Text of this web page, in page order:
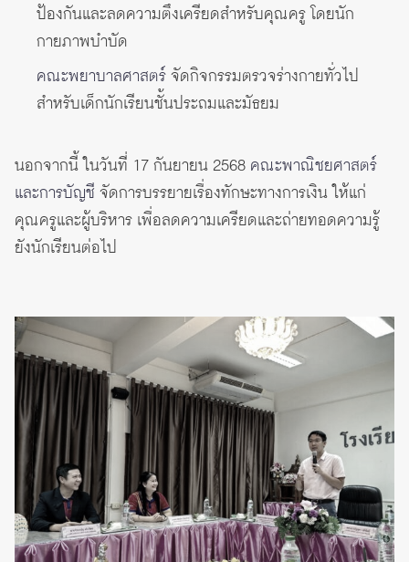
ป้องกันและลดความตึงเครียดสำหรับคุณครู โดยนัก
กายภาพบำบัด
คณะพยาบาลศาสตร์จัดกิจกรรมตรวจร่างกายทั่วไป
สำหรับเด็กนักเรียนชั้นประถมและมัธยม
นอกจากนี้ ในวันที่ 17 กันยายน 2568 คณะพาณิชยศาสตร์
และการบัญชี จัดการบรรยายเรื่องทักษะทางการเงิน ให้แก่
คุณครูและผู้บริหาร เพื่อลดความเครียดและถ่ายทอดความรู้
ยังนักเรียนต่อไป